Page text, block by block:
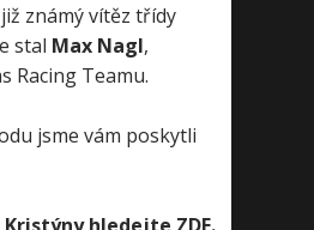
známý vítěz třídy
stal Max Nagl,
Racing Teamu.
jsme vám poskytli